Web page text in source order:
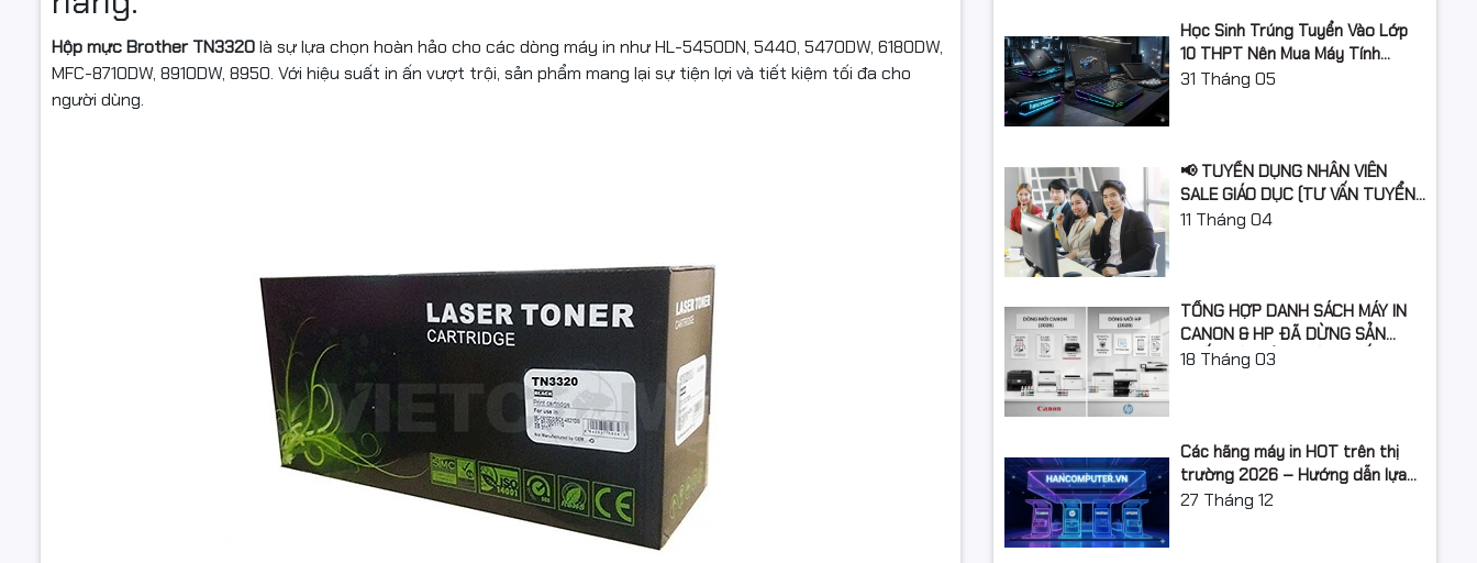
Hộp mực Brother TN3320là sự lựa chọn hoàn hảo cho các dòng máy in như HL-5450DN, 5440, 5470DW, 6180DW,
MFC-8710DW, 8910DW, 8950. Với hiệu suất in ấn vượt trội, sản phẩm mang lại sự tiện lợi và tiết kiệm tối đa cho
người dùng.
Học Sinh Trúng Tuyển Vào Lớp
10 THPT Nên Mua Máy Tính
Laptop Gì Năm Học 2026 -
31 Tháng 05
📢 TUYỂN DỤNG NHÂN VIÊN
SALE GIÁO DỤC (TƯ VẤN TUYỂN
SINH)
11 Tháng 04
TỔNG HỢP DANH SÁCH MÁY IN
CANON & HP ĐÃ DỪNG SẢN
XUẤT: LỘ TRÌNH NÂNG CẤP 2026
18 Tháng 03
Các hãng máy in HOT trên thị
trường 2026 – Hướng dẫn lựa
chọn và so sánh chi tiết
27 Tháng 12
Ship COD toàn quốc thông qua các dịch vụ nhanh chóng và tiện lợi.
Giá bán đã bao gồm thuế VAT, chưa bao gồm phí lắp đặt và vận chuyển.
ộp Mực